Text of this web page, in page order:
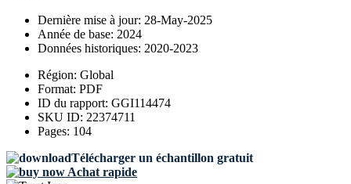
Dernière mise à jour: 28-May-2025
Année de base: 2024
Données historiques: 2020-2023
Région: Global
Format: PDF
ID du rapport: GGI114474
SKU ID: 22374711
Pages: 104
Télécharger un échantillon gratuit
Achat rapide